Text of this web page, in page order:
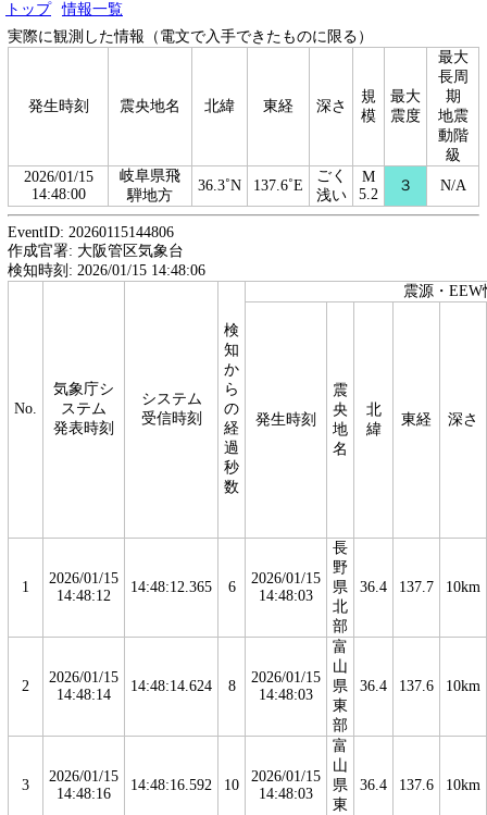
トップ
情報一覧
実際に観測した情報（電文で入手できたものに限る）
発生時刻 震央地名 北緯 東経 深さ
規
模
最大
震度
最大
長周
期
地震
動階
級
2026/01/15
14:48:00
岐阜県飛
騨地方
36.3˚N 137.6˚E
ごく
浅い
M
5.2
３ N/A
EventID: 20260115144806
作成官署: 大阪管区気象台
検知時刻: 2026/01/15 14:48:06
No.
気象庁シ
ステム
発表時刻
システム
受信時刻
検
知
か
ら
の
経
過
秒
数
震源・EEW
発生時刻
震
央
地
名
北
緯
東経 深さ
1
2026/01/15
14:48:12
14:48:12.365 6
2026/01/15
14:48:03
長
野
県
北
部
36.4 137.7 10km
2
2026/01/15
14:48:14
14:48:14.624 8
2026/01/15
14:48:03
富
山
県
東
部
36.4 137.6 10km
3
2026/01/15
14:48:16
14:48:16.592 10
2026/01/15
14:48:03
富
山
県
東
36.4 137.6 10km